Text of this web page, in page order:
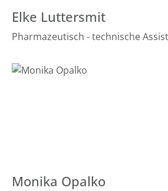
Elke Luttersmit
Pharmazeutisch - technische
Monika Opalko